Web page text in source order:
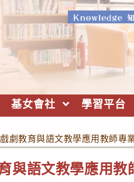
基女會社 學習平台
劇教育與語文教學應用教師專
與語文教學應用